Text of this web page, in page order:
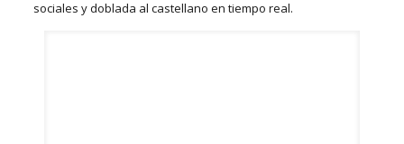
sociales y doblada al castellano en tiempo real.